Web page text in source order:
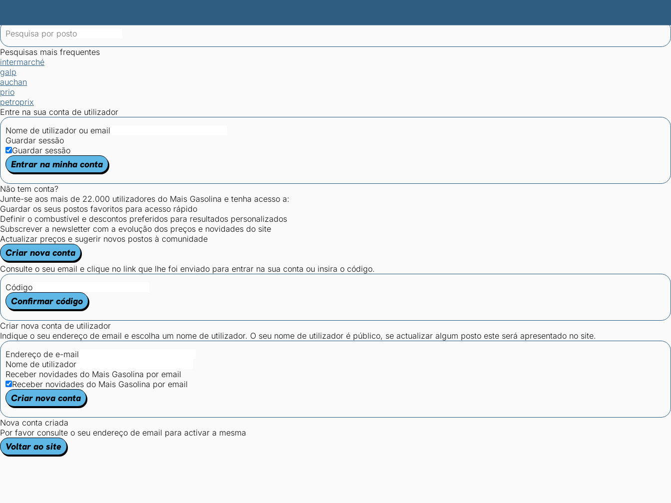
Pesquisas mais frequentes
intermarché
galp
auchan
prio
petroprix
Entre na sua conta de utilizador
Nome de utilizador ou email
Guardar sessão
Guardar sessão
Entrar na minha conta
Não tem conta?
Junte-se aos mais de 22.000 utilizadores do Mais Gasolina e tenha acesso a:
Guardar os seus postos favoritos para acesso rápido
Definir o combustível e descontos preferidos para resultados personalizados
Subscrever a newsletter com a evolução dos preços e novidades do site
Actualizar preços e sugerir novos postos à comunidade
Criar nova conta
Consulte o seu email e clique no link que lhe foi enviado para entrar na sua conta ou insira o código.
Código
Confirmar código
Criar nova conta de utilizador
Indique o seu endereço de email e escolha um nome de utilizador. O seu nome de utilizador é público, se actualizar algum posto este será apresentado no site.
Endereço de e-mail
Nome de utilizador
Receber novidades do Mais Gasolina por email
Receber novidades do Mais Gasolina por email
Criar nova conta
Nova conta criada
Por favor consulte o seu endereço de email para activar a mesma
Voltar ao site